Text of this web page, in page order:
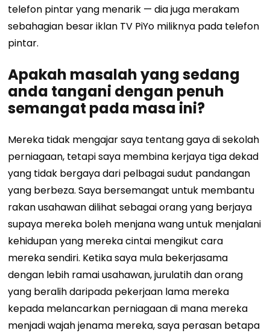
telefon pintar yang menarik — dia juga merakam
sebahagian besar iklan TV PiYo miliknya pada telefon
pintar.
Apakah masalah yang sedang
anda tangani dengan penuh
semangat pada masa ini?
Mereka tidak mengajar saya tentang gaya di sekolah
perniagaan, tetapi saya membina kerjaya tiga dekad
yang tidak bergaya dari pelbagai sudut pandangan
yang berbeza. Saya bersemangat untuk membantu
rakan usahawan dilihat sebagai orang yang berjaya
supaya mereka boleh menjana wang untuk menjalani
kehidupan yang mereka cintai mengikut cara
mereka sendiri. Ketika saya mula bekerjasama
dengan lebih ramai usahawan, jurulatih dan orang
yang beralih daripada pekerjaan lama mereka
kepada melancarkan perniagaan di mana mereka
menjadi wajah jenama mereka, saya perasan betapa